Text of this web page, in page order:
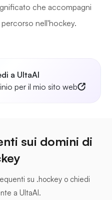
che accompagni
nell'hockey.
a UltaAI
per il mio sito web
sui domini di
su .hockey o chiedi
a UltaAI.